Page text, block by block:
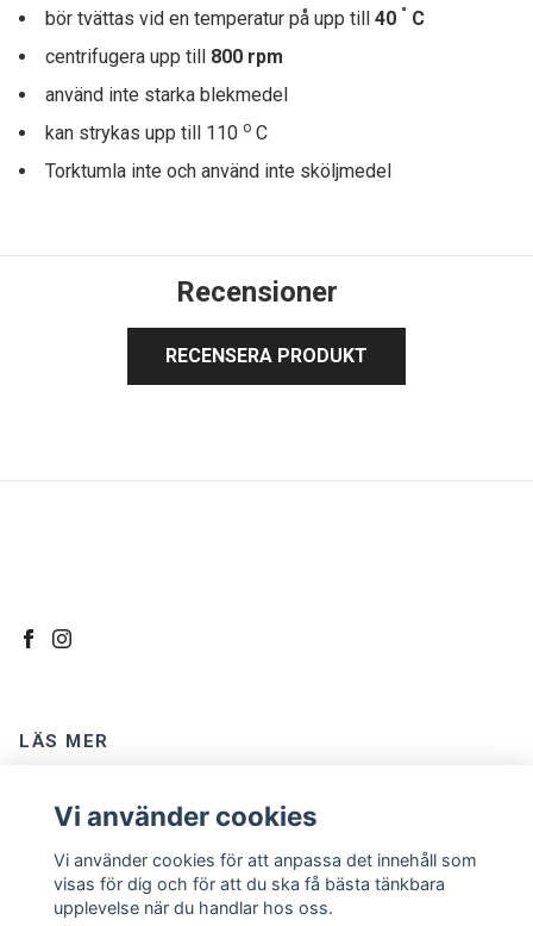
bör tvättas vid en temperatur på upp till 40 ° C
centrifugera upp till 800 rpm
använd inte starka blekmedel
kan strykas upp till 110 o C
Torktumla inte och använd inte sköljmedel
Recensioner
RECENSERA PRODUKT
LÄS MER
Om oss
Köpvillkor
Vi använder cookies
Vi använder cookies för att anpassa det innehåll som
visas för dig och för att du ska få bästa tänkbara
upplevelse när du handlar hos oss.